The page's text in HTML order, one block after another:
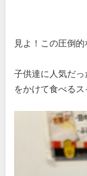
見よ！この圧倒的
子供達に人気だ
をかけて食べるス